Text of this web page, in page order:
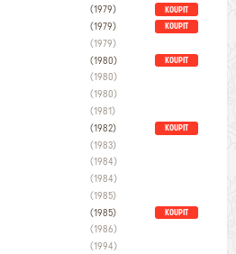
(1979) KOUPIT
(1979) KOUPIT
(1979)
(1980) KOUPIT
(1980)
(1980)
(1981)
(1982) KOUPIT
(1983)
(1984)
(1984)
(1985)
(1985) KOUPIT
(1986)
(1994)